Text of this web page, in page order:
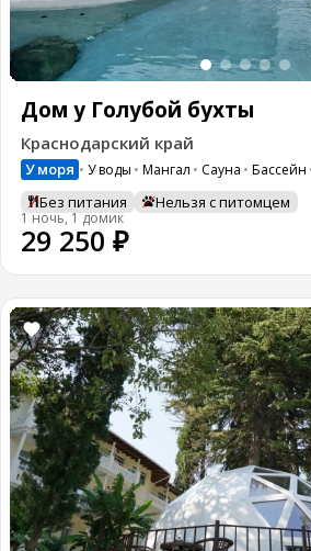
Дом у Голубой бухты
Краснодарский край
У моря У воды Мангал Сауна Бассейн
Без питания Нельзя с питомцем
1 ночь, 1 домик
29 250 ₽